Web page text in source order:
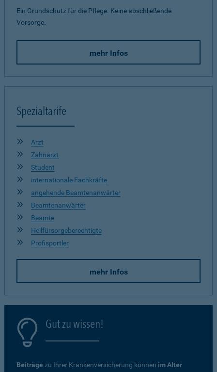
Ein Grundschutz für die Pflege. Keine abschließende
Vorsorge.
mehr Infos
Spezialtarife
Arzt
Zahnarzt
Student
internationale Fachkräfte
angehende Beamtenanwärter
Beamtenanwärter
Beamte
Heilfürsorgeberechtigte
Profisportler
mehr Infos
Gut zu wissen!
Beiträge zu Ihrer Krankenversicherung können im Alter